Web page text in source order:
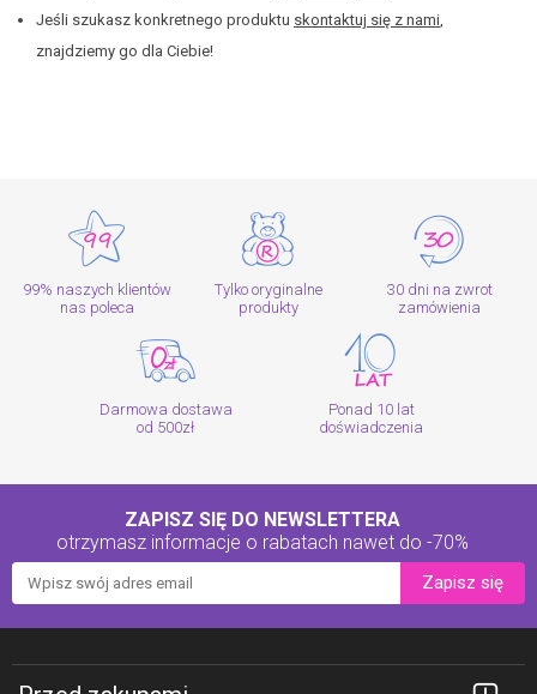
Jeśli szukasz konkretnego produktu skontaktuj się z nami,
znajdziemy go dla Ciebie!
99% naszych klientów
nas poleca
Tylko oryginalne
produkty
30 dni na zwrot
zamówienia
Darmowa dostawa
od 500zł
Ponad 10 lat
doświadczenia
ZAPISZ SIĘ DO NEWSLETTERA
otrzymasz informacje o rabatach nawet do -70%
Zapisz się